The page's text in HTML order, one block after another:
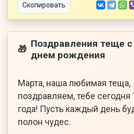
Скопировать
🎁 Поздравления теще с
днем рождения
Марта, наша любимая теща,
поздравляем, тебе сегодня
года! Пусть каждый день
полон чудес.